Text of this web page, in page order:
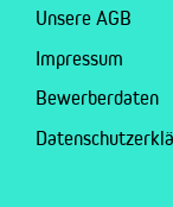
Unsere AGB
Impressum
Bewerberdaten